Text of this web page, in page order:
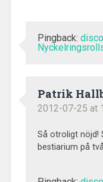
Pingback:
Patrik
2012-07-25 at
Så otroligt
bestiarium på